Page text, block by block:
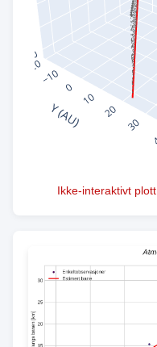
Ikke-interaktivt plott